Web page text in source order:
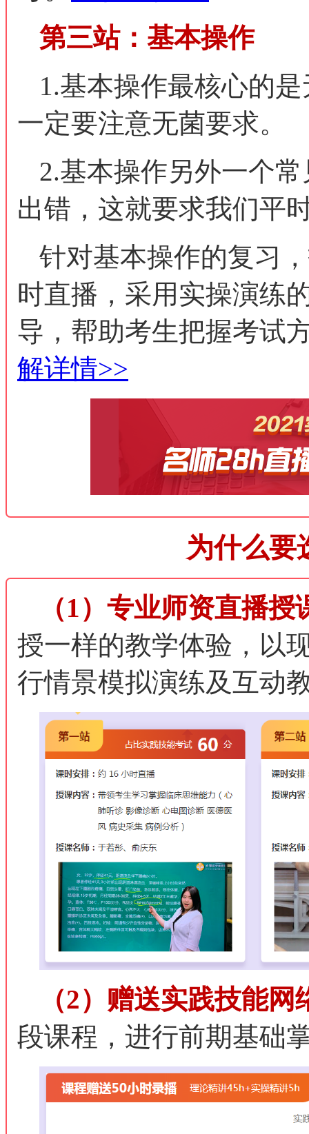
第三站：基本操作
1.基本操作最核心的
一定要注意无菌要求。
2.基本操作另外一个
出错，这就要求我们平
针对基本操作的复习
时直播，采用实操演练
导，帮助考生把握考试
解详情>>
为什么要
（1）专业师资直播
授一样的教学体验，以
行情景模拟演练及互动
（2）赠送实践技能网
段课程，进行前期基础